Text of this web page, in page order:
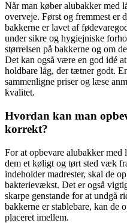
Når man køber alubakker med
overveje. Først og fremmest er
bakkerne er lavet af
under sikre og hygiejniske
størrelsen på bakkerne og om
Det kan også være en god idé
holdbare låg, der tætner godt.
sammenligne priser og læse
kvalitet.
Hvordan kan man
korrekt?
For at opbevare alubakker med
dem et køligt og tørt sted væk
indeholder madrester, skal de
bakterievækst. Det er også
skarpe genstande for at undgå
bakkerne er stablebare, kan de
placeret imellem.